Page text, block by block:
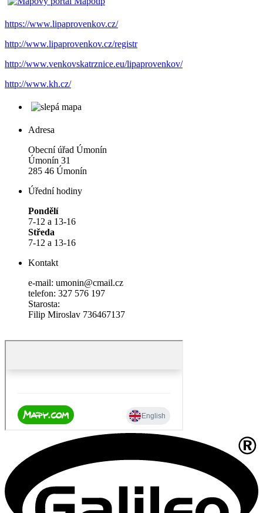
https://www.lipaprovenkov.cz/
http://www.lipaprovenkov.cz/registr
http://www.venkovskatrznice.eu/lipaprovenkov/
http://www.kh.cz/
Adresa
Obecní úřad Úmonín
Úmonín 31
285 46 Úmonín
Úřední hodiny
Pondělí
7-12 a 13-16
Středa
7-12 a 13-16
Kontakt
e-mail: umonin@cmail.cz
telefon: 327 576 197
Starosta:
Filip Miroslav 736467137